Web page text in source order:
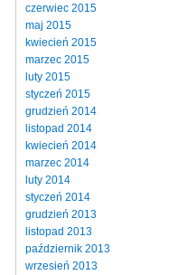
czerwiec 2015
maj 2015
kwiecień 2015
marzec 2015
luty 2015
styczeń 2015
grudzień 2014
listopad 2014
kwiecień 2014
marzec 2014
luty 2014
styczeń 2014
grudzień 2013
listopad 2013
październik 2013
wrzesień 2013